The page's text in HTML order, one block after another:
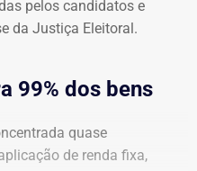
pelos candidatos e
da Justiça Eleitoral.
99% dos bens
quase
de renda fixa,